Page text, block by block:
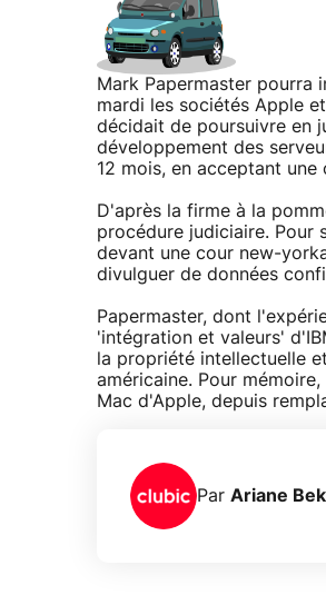
Mark Papermaster pourra
mardi les sociétés Apple
décidait de poursuivre en
développement des
12 mois, en acceptant
D'après la firme à la
procédure judiciaire. Pour
devant une cour new-
divulguer de données
Papermaster, dont
'intégration et valeurs'
la propriété intellectuelle
américaine. Pour
Mac d'Apple, depuis
Par Ariane